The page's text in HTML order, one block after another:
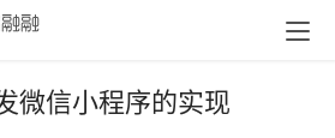
微信小程序的实现